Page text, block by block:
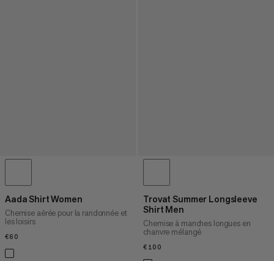
Aada Shirt Women
Chemise aérée pour la randonnée et
les loisirs
€60
Trovat Summer Longsleeve
Shirt Men
Chemise à manches longues en
chanvre mélangé
€100